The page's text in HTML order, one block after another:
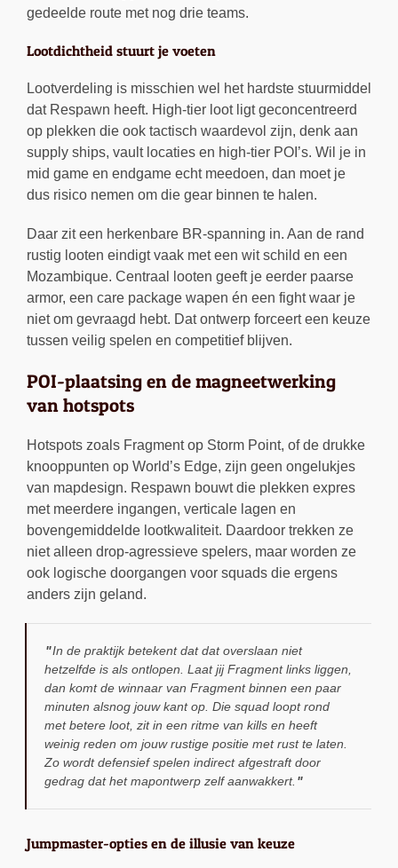
gedeelde route met nog drie teams.
Lootdichtheid stuurt je voeten
Lootverdeling is misschien wel het hardste stuurmiddel
dat Respawn heeft. High-tier loot ligt geconcentreerd
op plekken die ook tactisch waardevol zijn, denk aan
supply ships, vault locaties en high-tier POI’s. Wil je in
mid game en endgame echt meedoen, dan moet je
dus risico nemen om die gear binnen te halen.
Daar zit een herkenbare BR-spanning in. Aan de rand
rustig looten eindigt vaak met een wit schild en een
Mozambique. Centraal looten geeft je eerder paarse
armor, een care package wapen én een fight waar je
niet om gevraagd hebt. Dat ontwerp forceert een keuze
tussen veilig spelen en competitief blijven.
POI-plaatsing en de magneetwerking
van hotspots
Hotspots zoals Fragment op Storm Point, of de drukke
knooppunten op World’s Edge, zijn geen ongelukjes
van mapdesign. Respawn bouwt die plekken expres
met meerdere ingangen, verticale lagen en
bovengemiddelde lootkwaliteit. Daardoor trekken ze
niet alleen drop-agressieve spelers, maar worden ze
ook logische doorgangen voor squads die ergens
anders zijn geland.
In de praktijk betekent dat dat overslaan niet
hetzelfde is als ontlopen. Laat jij Fragment links liggen,
dan komt de winnaar van Fragment binnen een paar
minuten alsnog jouw kant op. Die squad loopt rond
met betere loot, zit in een ritme van kills en heeft
weinig reden om jouw rustige positie met rust te laten.
Zo wordt defensief spelen indirect afgestraft door
gedrag dat het mapontwerp zelf aanwakkert.
Jumpmaster-opties en de illusie van keuze